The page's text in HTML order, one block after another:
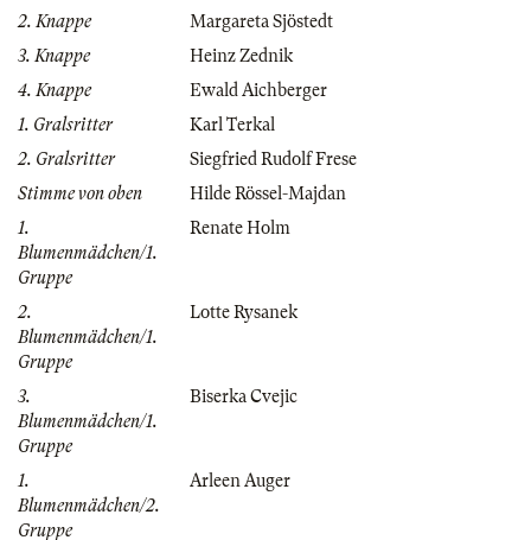
2. Knappe
Margareta Sjöstedt
3. Knappe
Heinz Zednik
4. Knappe
Ewald Aichberger
1. Gralsritter
Karl Terkal
2. Gralsritter
Siegfried Rudolf Frese
Stimme von oben
Hilde Rössel-Majdan
1.
Blumenmädchen/1.
Gruppe
Renate Holm
2.
Blumenmädchen/1.
Gruppe
Lotte Rysanek
3.
Blumenmädchen/1.
Gruppe
Biserka Cvejic
1.
Blumenmädchen/2.
Gruppe
Arleen Auger